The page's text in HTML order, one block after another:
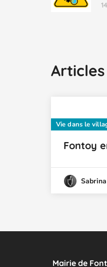
Vie dans le
Fontoy
Mairie de